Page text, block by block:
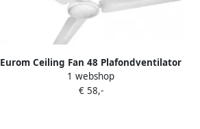
Eurom Ceiling Fan 48 Plafondventilator
65W 122cm 385250
1 webshop
€ 58,-